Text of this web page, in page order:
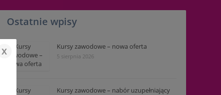
Ostatnie wpisy
Kursy zawodowe – nowa oferta
5 sierpnia 2026
Kursy zawodowe – nabór uzupełniający
x